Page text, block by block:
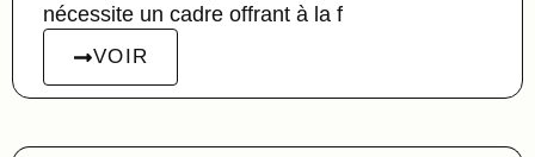
nécessite un cadre offrant à la f
VOIR